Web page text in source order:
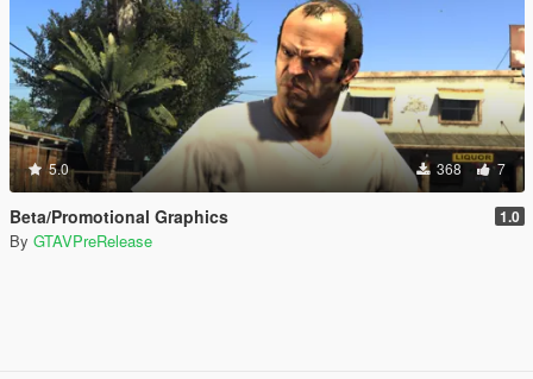
5.0 368 7
Beta/Promotional Graphics 1.0
By GTAVPreRelease